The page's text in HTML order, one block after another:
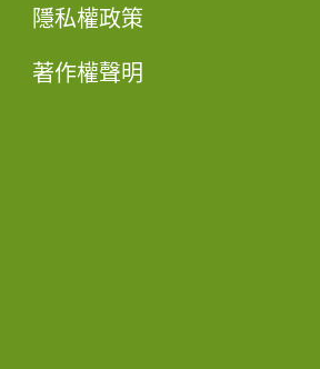
隱私權政策
著作權聲明